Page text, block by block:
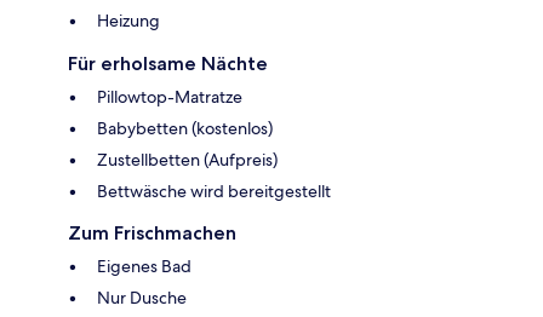
Heizung
Für erholsame Nächte
Pillowtop-Matratze
Babybetten (kostenlos)
Zustellbetten (Aufpreis)
Bettwäsche wird bereitgestellt
Zum Frischmachen
Eigenes Bad
Nur Dusche